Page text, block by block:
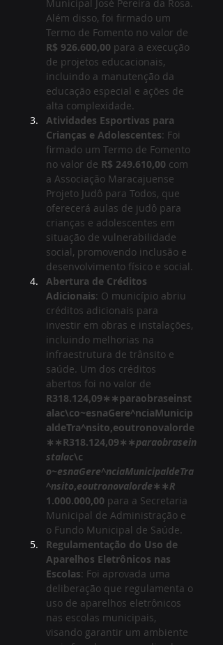
Municipal José Pereira da Rosa.
Além disso, foi firmado um
Termo de Fomento no valor de
R$ 926.600,00 para a execução
de projetos educacionais,
incluindo a manutenção da
educação especial e ações de
alta complexidade.
Atividades Esportivas para
Crianças e Adolescentes: Foi
firmado um Termo de Fomento
no valor de R$ 249.610,00 com
a Associação Maracajuense
Projeto Judô para Todos, que
oferecerá aulas de judô para
crianças e adolescentes em
situação de vulnerabilidade
social, promovendo inclusão e
desenvolvimento físico e social.
Abertura de Créditos
Adicionais: O município abriu
créditos adicionais para
investir em obras e instalações,
incluindo melhorias na
infraestrutura de trânsito e
saúde. Um dos créditos
abertos foi no valor de
R318.124,09∗∗paraobraseinst
alac\co~esnaGere^nciaMunicip
aldeTra^nsito,eoutronovalorde
∗∗R318.124,09∗∗paraobrasein
stalac\c​
o~esnaGere^nciaMunicipaldeTra
^nsito,eoutronovalorde∗∗R
1.000.000,00 para a Secretaria
Municipal de Administração e
o Fundo Municipal de Saúde.
Regulamentação do Uso de
Aparelhos Eletrônicos nas
Escolas: Foi aprovada uma
deliberação que regulamenta o
uso de aparelhos eletrônicos
nas escolas municipais,
visando garantir um ambiente